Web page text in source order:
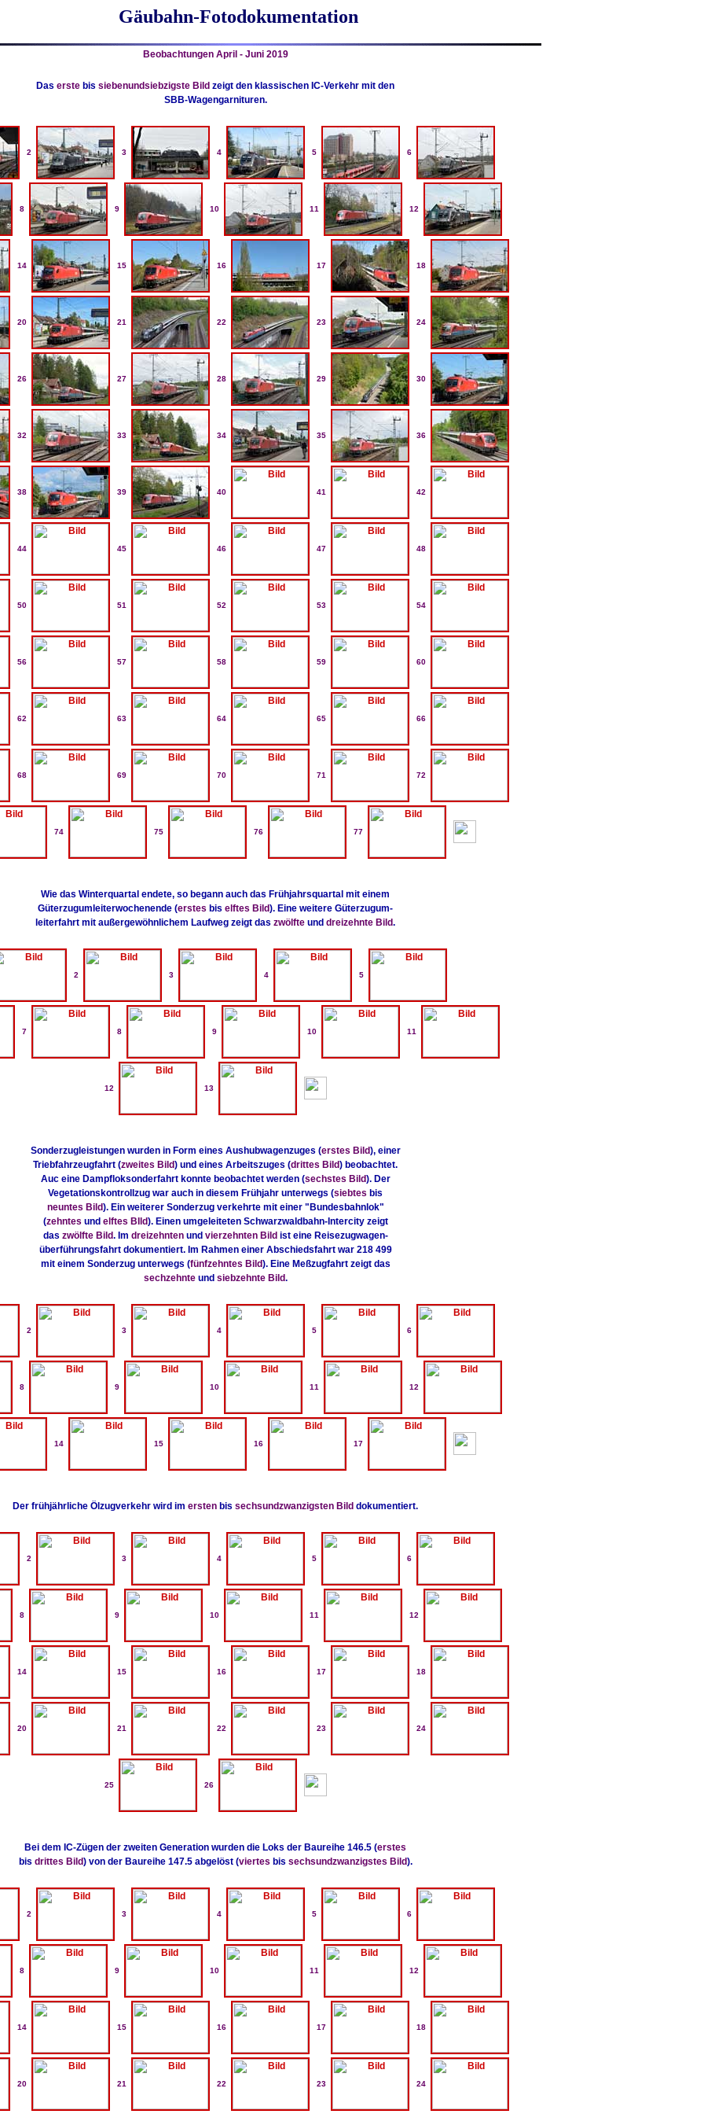
Gäubahn-Fotodokumentation
Beobachtungen April - Juni 2019
Daserste bissiebenundsiebzigste Bild zeigt den klassischen IC-Verkehr mit den
SBB-Wagengarnituren.
2 3 4 5 6
8 9 10 11 12
14 15 16 17 18
20 21 22 23 24
26 27 28 29 30
32 33 34 35 36
38 39 40 41 42
44 45 46 47 48
50 51 52 53 54
56 57 58 59 60
62 63 64 65 66
68 69 70 71 72
74 75 76 77
Wie das Winterquartal endete, so begann auch das Frühjahrsquartal mit einem
Güterzugumleiterwochenende (erstes biselftes Bild). Eine weitere Güterzugum-
leiterfahrt mit außergewöhnlichem Laufweg zeigt daszwölfteunddreizehnte Bild.
2 3 4 5
7 8 9 10 11
12 13
Sonderzugleistungen wurden in Form eines Aushubwagenzuges (erstes Bild), einer
Triebfahrzeugfahrt (zweites Bild) und eines Arbeitszuges (drittes Bild) beobachtet.
Auc eine Dampfloksonderfahrt konnte beobachtet werden (sechstes Bild). Der
Vegetationskontrollzug war auch in diesem Frühjahr unterwegs (siebtes bis
neuntes Bild). Ein weiterer Sonderzug verkehrte mit einer "Bundesbahnlok"
(zehntes und elftes BIld). Einen umgeleiteten Schwarzwaldbahn-Intercity zeigt
das zwölfte Bild. Im dreizehnten und vierzehnten Bild ist eine Reisezugwagen-
überführungsfahrt dokumentiert. Im Rahmen einer Abschiedsfahrt war 218 499
mit einem Sonderzug unterwegs (fünfzehntes Bild). Eine Meßzugfahrt zeigt das
sechzehnteund siebzehnte Bild.
2 3 4 5 6
8 9 10 11 12
14 15 16 17
Der frühjährliche Ölzugverkehr wird imersten bissechsundzwanzigsten Bilddokumentiert.
2 3 4 5 6
8 9 10 11 12
14 15 16 17 18
20 21 22 23 24
25 26
Bei dem IC-Zügen der zweiten Generation wurden die Loks der Baureihe 146.5 (erstes
bis drittes Bild) von der Baureihe 147.5 abgelöst (viertes bis sechsundzwanzigstes Bild).
2 3 4 5 6
8 9 10 11 12
14 15 16 17 18
20 21 22 23 24